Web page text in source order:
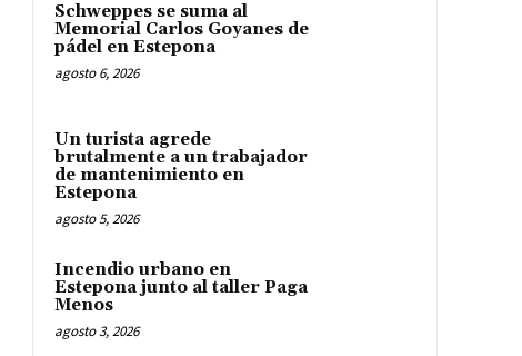
Schweppes se suma al
Memorial Carlos Goyanes de
pádel en Estepona
agosto 6, 2026
Un turista agrede
brutalmente a un trabajador
de mantenimiento en
Estepona
agosto 5, 2026
Incendio urbano en
Estepona junto al taller Paga
Menos
agosto 3, 2026